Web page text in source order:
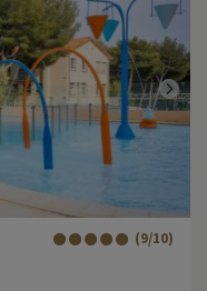
(9/10)